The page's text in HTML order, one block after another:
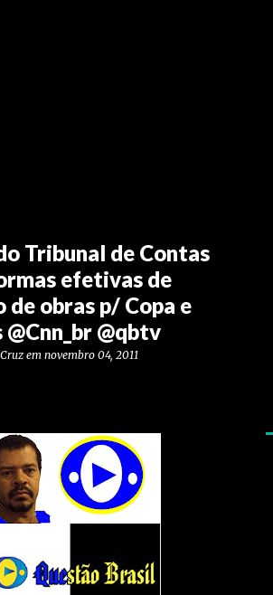
Tribunal de Contas
efetivas de
de obras p/ Copa e
@qbtv
em novembro 04, 2011